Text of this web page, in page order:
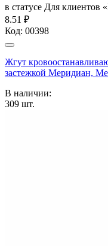
в статусе Для клиентов
8.51 ₽
Код: 00398
Жгут
застежкой Меридиан,
В наличии:
309 шт.